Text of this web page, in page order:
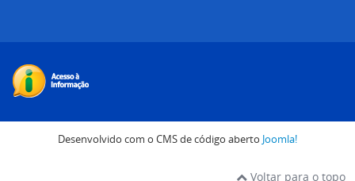
Desenvolvido com o CMS de código aberto Joomla!
Voltar para o topo